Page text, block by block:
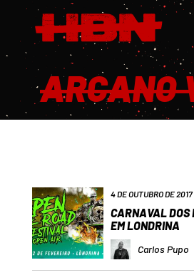
ARCANO
4 DE OUTUBRO DE 2017
CARNAVAL DOS
EM LONDRINA
Carlos Pupo